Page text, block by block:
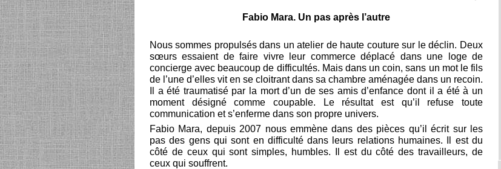
Fabio Mara. Un pas après l’autre
Nous sommes propulsés dans un atelier de haute couture sur le déclin. Deux
sœurs essaient de faire vivre leur commerce déplacé dans une loge de
concierge avec beaucoup de difficultés. Mais dans un coin, sans un mot le fils
de l’une d’elles vit en se cloitrant dans sa chambre aménagée dans un recoin.
Il a été traumatisé par la mort d’un de ses amis d’enfance dont il a été à un
moment désigné comme coupable. Le résultat est qu’il refuse toute
communication et s’enferme dans son propre univers.
Fabio Mara, depuis 2007 nous emmène dans des pièces qu’il écrit sur les
pas des gens qui sont en difficulté dans leurs relations humaines. Il est du
côté de ceux qui sont simples, humbles. Il est du côté des travailleurs, de
ceux qui souffrent.